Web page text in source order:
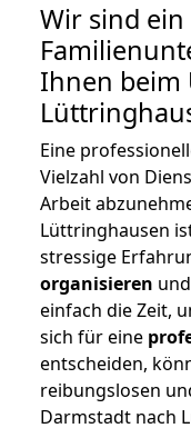
Wir sind ein
Ihnen beim
Eine
Vielzahl von
Arbeit
Lüttringhausen
stressige
organisieren
einfach die Zeit,
sich für eine
entscheiden,
reibungslosen
Darmstadt nach